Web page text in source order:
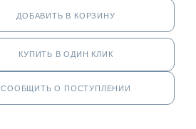
ДОБАВИТЬ В КОРЗИНУ
КУПИТЬ В ОДИН КЛИК
СООБЩИТЬ О ПОСТУПЛЕНИИ